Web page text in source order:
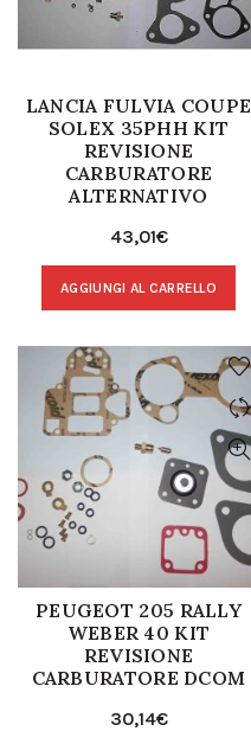
LANCIA FULVIA COUPE
SOLEX 35PHH KIT
REVISIONE
CARBURATORE
ALTERNATIVO
43,01€
AGGIUNGI AL CARRELLO
PEUGEOT 205 RALLY
WEBER 40 KIT
REVISIONE
CARBURATORE DCOM
30,14€